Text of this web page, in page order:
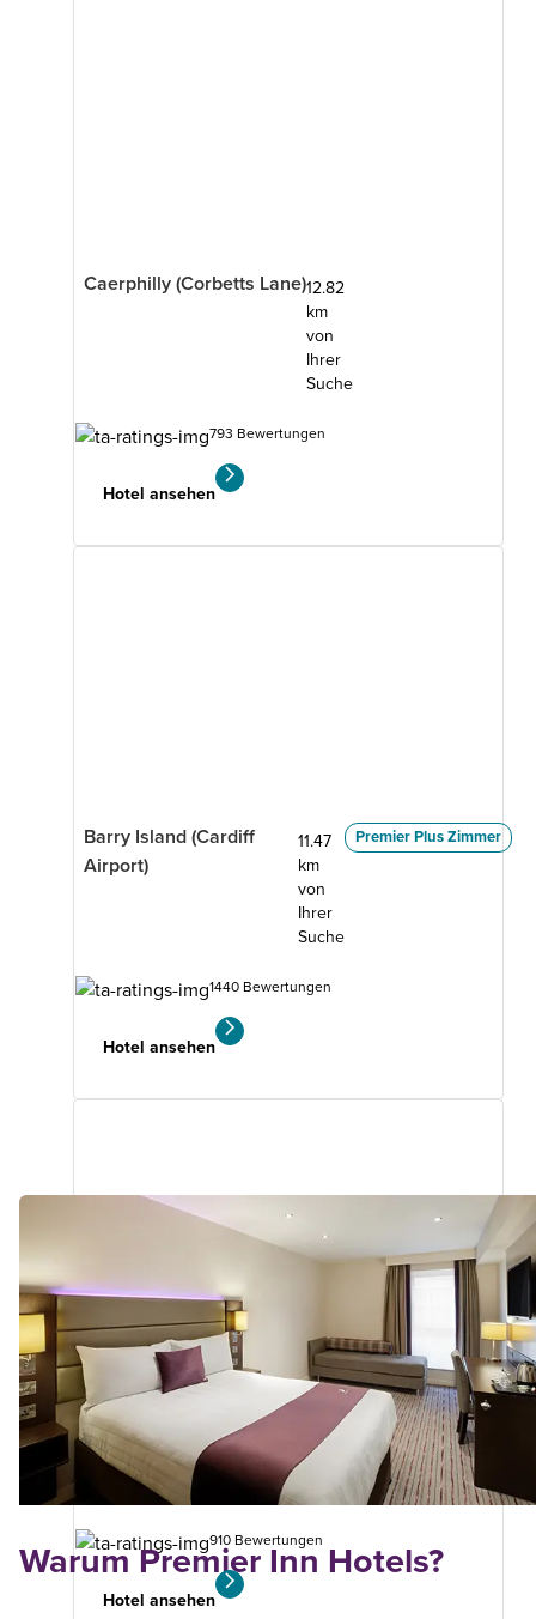
Caerphilly (Corbetts Lane)12.82
km
von
Ihrer
Suche
793 Bewertungen
Hotel ansehen
Barry Island (Cardiff
Airport)
11.47
km
von
Ihrer
Suche
Premier Plus Zimmer
1440 Bewertungen
Hotel ansehen
Cardiff Bay2.12
von
Ihrer
Suche
Premier Plus Zimmer
910 Bewertungen
Hotel ansehen
Warum Premier Inn Hotels?